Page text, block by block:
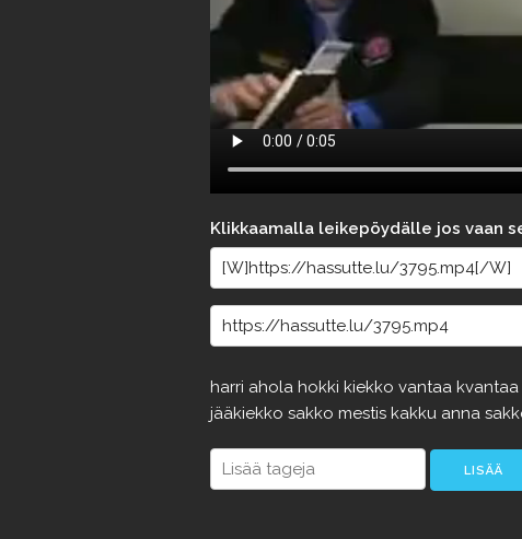
Klikkaamalla leikepöydälle jos vaan
harri ahola hokki kiekko vantaa kvantaa
jääkiekko sakko mestis kakku anna